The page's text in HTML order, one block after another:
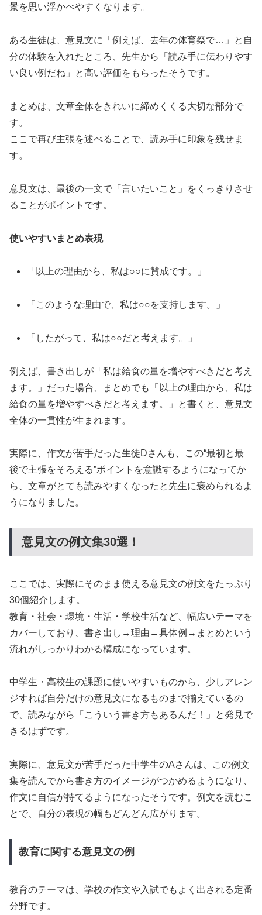
景を思い浮かべやすくなります。
ある生徒は、意見文に「例えば、去年の体育祭で…」と自
分の体験を入れたところ、先生から「読み手に伝わりやす
い良い例だね」と高い評価をもらったそうです。
まとめは、文章全体をきれいに締めくくる大切な部分で
す。
ここで再び主張を述べることで、読み手に印象を残せま
す。
意見文は、最後の一文で「言いたいこと」をくっきりさせ
ることがポイントです。
使いやすいまとめ表現
「以上の理由から、私は○○に賛成です。」
「このような理由で、私は○○を支持します。」
「したがって、私は○○だと考えます。」
例えば、書き出しが「私は給食の量を増やすべきだと考え
ます。」だった場合、まとめでも「以上の理由から、私は
給食の量を増やすべきだと考えます。」と書くと、意見文
全体の一貫性が生まれます。
実際に、作文が苦手だった生徒Dさんも、この“最初と最
後で主張をそろえる”ポイントを意識するようになってか
ら、文章がとても読みやすくなったと先生に褒められるよ
うになりました。
意見文の例文集30選！
ここでは、実際にそのまま使える意見文の例文をたっぷり
30個紹介します。
教育・社会・環境・生活・学校生活など、幅広いテーマを
カバーしており、書き出し→理由→具体例→まとめという
流れがしっかりわかる構成になっています。
中学生・高校生の課題に使いやすいものから、少しアレン
ジすれば自分だけの意見文になるものまで揃えているの
で、読みながら「こういう書き方もあるんだ！」と発見で
きるはずです。
実際に、意見文が苦手だった中学生のAさんは、この例文
集を読んでから書き方のイメージがつかめるようになり、
作文に自信が持てるようになったそうです。例文を読むこ
とで、自分の表現の幅もどんどん広がります。
教育に関する意見文の例
教育のテーマは、学校の作文や入試でもよく出される定番
分野です。